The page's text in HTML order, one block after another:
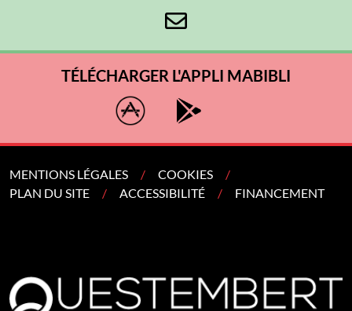
TÉLÉCHARGER L'APPLI MABIBLI
MENTIONS LÉGALES
COOKIES
PLAN DU SITE
ACCESSIBILITÉ FINANCEMENT